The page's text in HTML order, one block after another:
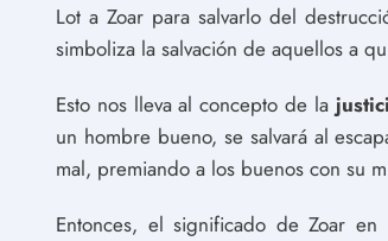
Lot a Zoar para salvarlo del
simboliza la salvación de aquellos a
Esto nos lleva al concepto de la
un hombre bueno, se salvará al
mal, premiando a los buenos con su
Entonces, el significado de Zoar